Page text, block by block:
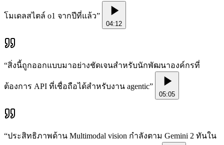
โมเดลสไตล์ o1 จากปีที่แล้ว”
04:12
“สิ่งนี้ถูกออกแบบมาอย่างชัดเจนสำหรับนักพัฒนาองค์กรที่
ต้องการ API ที่เชื่อถือได้สำหรับงาน agentic”
05:05
“ประสิทธิภาพด้าน Multimodal vision กำลังตาม Gemini 2 ทันใน